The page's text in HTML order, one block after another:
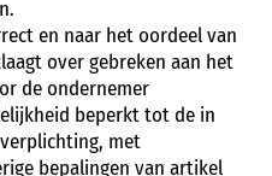
en naar het oordeel van
over gebreken aan het
de ondernemer
beperkt tot de in
met
bepalingen van artikel